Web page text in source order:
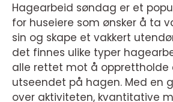
Hagearbeid søndag er et
for huseiere som ønsker å ta
sin og skape et vakkert
det finnes ulike typer
alle rettet mot å opprettholde
utseendet på hagen. Med en
over aktiviteten, kvantitative